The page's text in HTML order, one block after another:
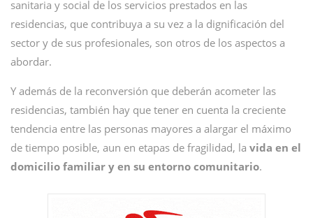
sanitaria y social de los servicios prestados en las
residencias, que contribuya a su vez a la dignificación del
sector y de sus profesionales, son otros de los aspectos a
abordar.
Y además de la reconversión que deberán acometer las
residencias, también hay que tener en cuenta la creciente
tendencia entre las personas mayores a alargar el máximo
de tiempo posible, aun en etapas de fragilidad, la vida en el
domicilio familiar y en su entorno comunitario.